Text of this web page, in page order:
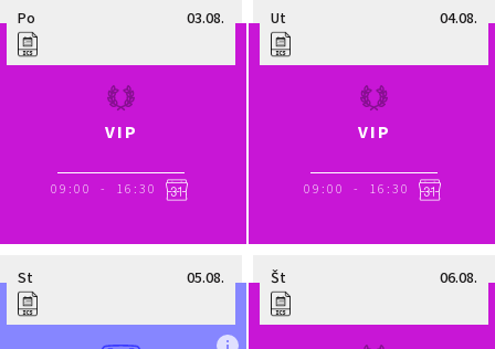
Po 03.08.
VIP
09:00 - 16:30
Ut 04.08.
VIP
09:00 - 16:30
St 05.08. Št 06.08.